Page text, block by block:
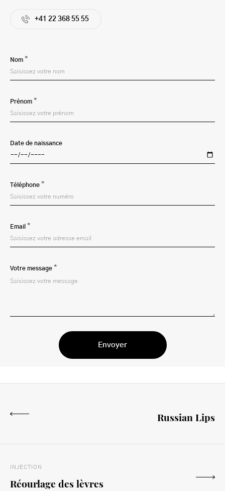
+41 22 368 55 55
Nom *
Prénom *
Date de naissance
Téléphone *
Email *
Votre message *
Russian Lips
INJECTION
Réourlage des lèvres